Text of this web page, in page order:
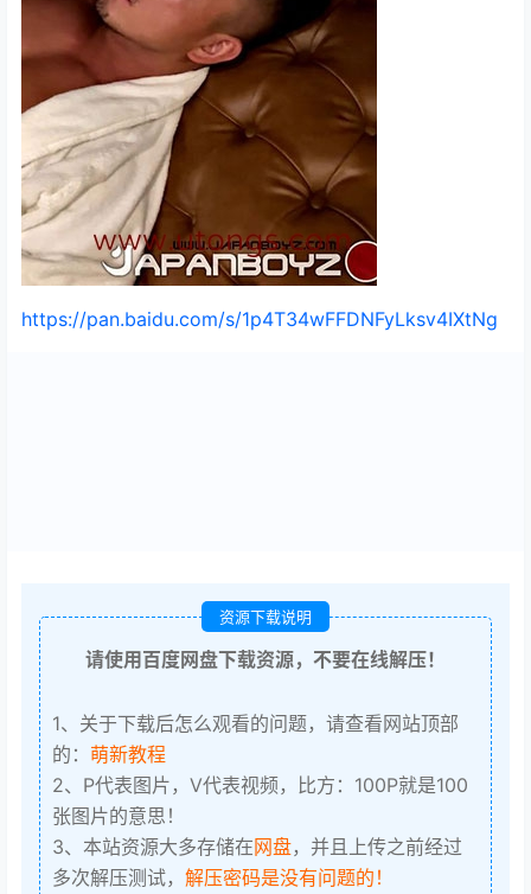
https://pan.baidu.com/s/1p4T34wFFDNFyLksv4IXtNg
资源下载说明
请使用百度网盘下载资源，不要在线解压！
1、关于下载后怎么观看的问题，请查看网站顶部
的： 萌新教程
2、P代表图片，V代表视频，比方：100P就是100
张图片的意思！
3、本站资源大多存储在网盘，并且上传之前经过
多次解压测试， 解压密码是没有问题的！